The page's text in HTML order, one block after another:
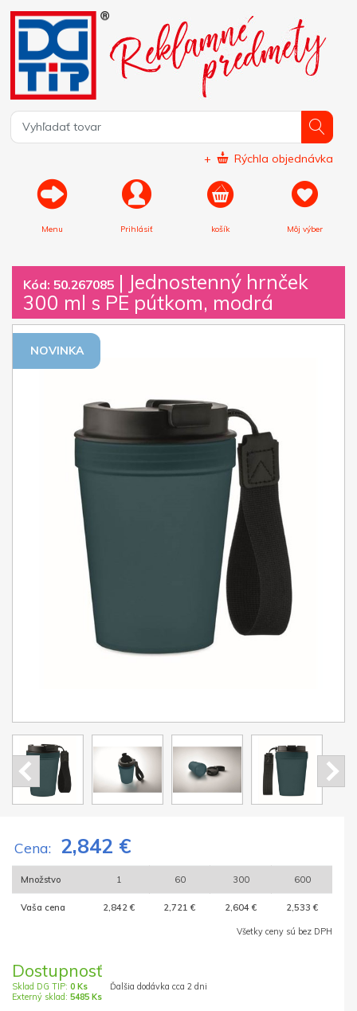
+ Rýchla objednávka
Menu Prihlásiť košík Môj výber
Kód: 50.267085 | Jednostenný hrnček
300 ml s PE pútkom, modrá
NOVINKA
Cena: 2,842 €
Množstvo 1 60 300 600
Vaša cena 2,842 € 2,721 € 2,604 € 2,533 €
Všetky ceny sú bez DPH
Dostupnosť
Sklad DG TIP: 0 Ks
Externý sklad: 5485 Ks
Ďalšia dodávka cca 2 dni